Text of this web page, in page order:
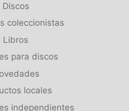
Discos
coleccionistas
Libros
para discos
locales
independientes